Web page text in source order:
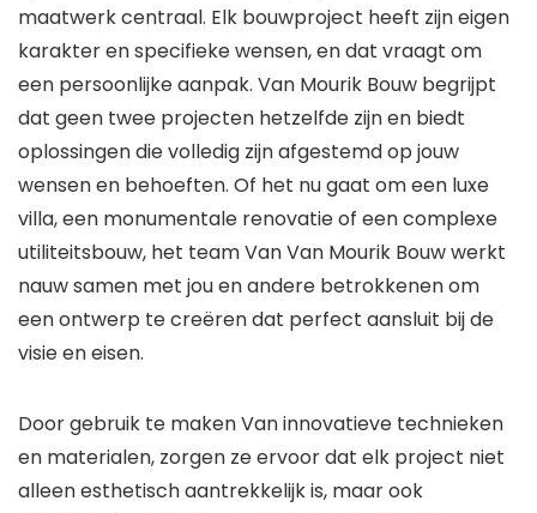
maatwerk centraal. Elk bouwproject heeft zijn eigen
karakter en specifieke wensen, en dat vraagt om
een persoonlijke aanpak. Van Mourik Bouw begrijpt
dat geen twee projecten hetzelfde zijn en biedt
oplossingen die volledig zijn afgestemd op jouw
wensen en behoeften. Of het nu gaat om een luxe
villa, een monumentale renovatie of een complexe
utiliteitsbouw, het team Van Van Mourik Bouw werkt
nauw samen met jou en andere betrokkenen om
een ontwerp te creëren dat perfect aansluit bij de
visie en eisen.
Door gebruik te maken Van innovatieve technieken
en materialen, zorgen ze ervoor dat elk project niet
alleen esthetisch aantrekkelijk is, maar ook